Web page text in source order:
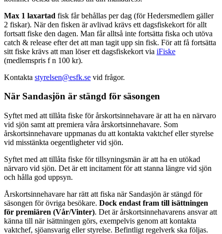
Max 1 laxartad fisk får behållas per dag (för Hedersmedlem gäller
2 fiskar). När den fisken är avlivad krävs ett dagsfiskekort för allt
fortsatt fiske den dagen. Man får alltså inte fortsätta fiska och utöva
catch & release efter det att man tagit upp sin fisk. För att få fortsätta
sitt fiske krävs att man löser ett dagsfiskekort via iFiske
(medlemspris f n 100 kr).
Kontakta styrelsen@esfk.se vid frågor.
När Sandasjön är stängd för säsongen
Syftet med att tillåta fiske för årskortsinnehavare är att ha en närvaro
vid sjön samt att premiera våra årskortsinnehavare. Som
årskortsinnehavare uppmanas du att kontakta vaktchef eller styrelse
vid misstänkta oegentligheter vid sjön.
Syftet med att tillåta fiske för tillsyningsmän är att ha en utökad
närvaro vid sjön. Det är ett incitament för att stanna längre vid sjön
och hålla god uppsyn.
Årskortsinnehavare har rätt att fiska när Sandasjön är stängd för
säsongen för övriga besökare. Dock endast fram till isättningen
för premiären (Vår/Vinter). Det är årskortsinnehavarens ansvar att
känna till när isättningen görs, exempelvis genom att kontakta
vaktchef, sjöansvarig eller styrelse. Befintligt regelverk ska följas.